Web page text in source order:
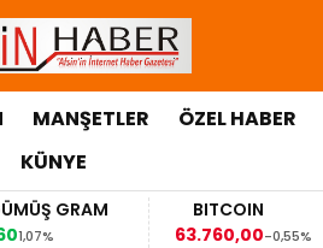
MANŞETLER
ÖZEL HABER
KÜNYE
BITCOIN
63.760,00-0,55%